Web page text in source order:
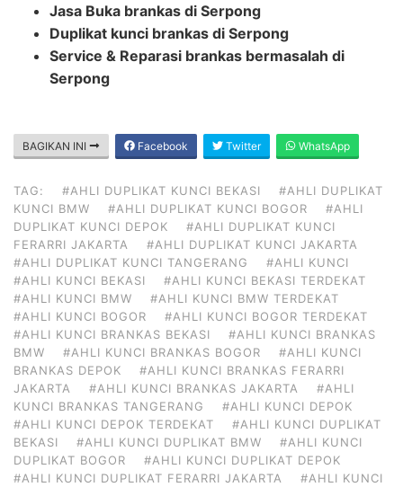
Jasa Buka brankas di Serpong
Duplikat kunci brankas di Serpong
Service & Reparasi brankas bermasalah di
Serpong
BAGIKAN INI Facebook Twitter WhatsApp
TAG: #AHLI DUPLIKAT KUNCI BEKASI
#AHLI DUPLIKAT
KUNCI BMW
#AHLI DUPLIKAT KUNCI BOGOR
#AHLI
DUPLIKAT KUNCI DEPOK
#AHLI DUPLIKAT KUNCI
FERARRI JAKARTA
#AHLI DUPLIKAT KUNCI JAKARTA
#AHLI DUPLIKAT KUNCI TANGERANG
#AHLI KUNCI
#AHLI KUNCI BEKASI
#AHLI KUNCI BEKASI TERDEKAT
#AHLI KUNCI BMW
#AHLI KUNCI BMW TERDEKAT
#AHLI KUNCI BOGOR
#AHLI KUNCI BOGOR TERDEKAT
#AHLI KUNCI BRANKAS BEKASI
#AHLI KUNCI BRANKAS
BMW
#AHLI KUNCI BRANKAS BOGOR
#AHLI KUNCI
BRANKAS DEPOK
#AHLI KUNCI BRANKAS FERARRI
JAKARTA
#AHLI KUNCI BRANKAS JAKARTA
#AHLI
KUNCI BRANKAS TANGERANG
#AHLI KUNCI DEPOK
#AHLI KUNCI DEPOK TERDEKAT
#AHLI KUNCI DUPLIKAT
BEKASI
#AHLI KUNCI DUPLIKAT BMW
#AHLI KUNCI
DUPLIKAT BOGOR
#AHLI KUNCI DUPLIKAT DEPOK
#AHLI KUNCI DUPLIKAT FERARRI JAKARTA
#AHLI KUNCI